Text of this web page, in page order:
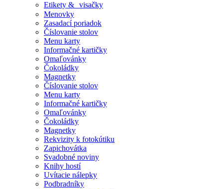
Etikety & visačky
Menovky
Zasadací poriadok
Číslovanie stolov
Menu karty
Informačné kartičky
Omaľovánky
Čokoládky
Magnetky
Číslovanie stolov
Menu karty
Informačné kartičky
Omaľovánky
Čokoládky
Magnetky
Rekvizity k fotokútiku
Zapichovátka
Svadobné noviny
Knihy hostí
Uvítacie nálepky
Podbradníky